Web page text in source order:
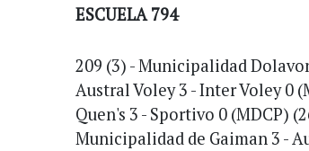
ESCUELA 794
209 (3) - Municipalidad
Austral Voley 3 - Inter Voley 0
Quen's 3 - Sportivo 0 (MDCP)
Municipalidad de Gaiman 3 -